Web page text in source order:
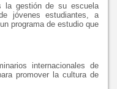
la gestión de su escuela
jóvenes estudiantes, a
programa de estudio que
internacionales de
promover la cultura de